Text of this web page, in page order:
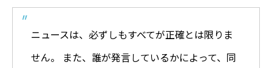
ニュースは、必ずしもすべてが正確とは限りま
せん。 また、誰が発言しているかによって、同